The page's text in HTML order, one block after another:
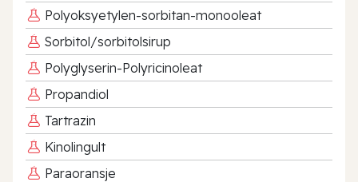
Polyoksyetylen-sorbitan-monooleat
Sorbitol/sorbitolsirup
Polyglyserin-Polyricinoleat
Propandiol
Tartrazin
Kinolingult
Paraoransje